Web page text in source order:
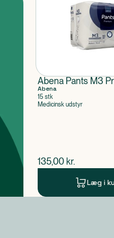
Abena Pants M3
Abena
15 stk
Medicinsk udstyr
$nuværende pris
135,00 kr.
Læg i